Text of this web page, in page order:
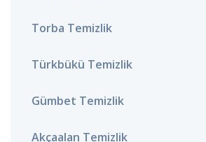
Torba Temizlik
Türkbükü Temizlik
Gümbet Temizlik
Akçaalan Temizlik